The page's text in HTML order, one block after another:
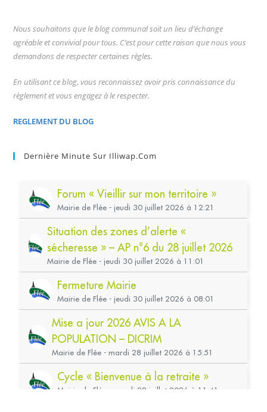
Nous souhaitons que le blog communal soit un lieu d’échange
agréable et convivial pour tous. C’est pour cette raison que nous vous
demandons de respecter certaines règles.
En utilisant ce blog, vous reconnaissez avoir pris connaissance du
règlement et vous engagez à le respecter.
REGLEMENT DU BLOG
Dernière Minute Sur Illiwap.com